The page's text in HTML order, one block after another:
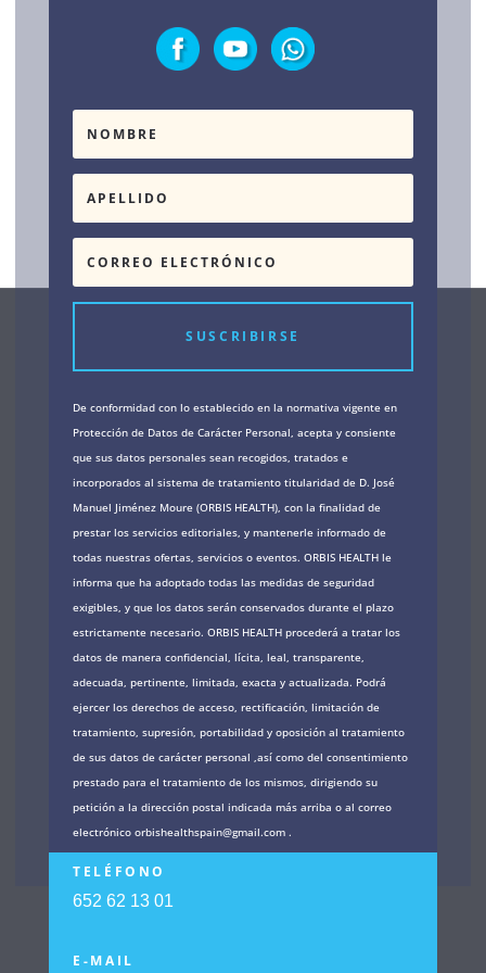
SUSCRIBIRSE
De conformidad con lo establecido en la normativa vigente en
Protección de Datos de Carácter Personal, acepta y consiente
que sus datos personales sean recogidos, tratados e
incorporados al sistema de tratamiento titularidad de D. José
Manuel Jiménez Moure (ORBIS HEALTH), con la finalidad de
prestar los servicios editoriales, y mantenerle informado de
todas nuestras ofertas, servicios o eventos. ORBIS HEALTH le
informa que ha adoptado todas las medidas de seguridad
exigibles, y que los datos serán conservados durante el plazo
estrictamente necesario. ORBIS HEALTH procederá a tratar los
datos de manera confidencial, lícita, leal, transparente,
adecuada, pertinente, limitada, exacta y actualizada. Podrá
ejercer los derechos de acceso, rectificación, limitación de
tratamiento, supresión, portabilidad y oposición al tratamiento
de sus datos de carácter personal ,así como del consentimiento
prestado para el tratamiento de los mismos, dirigiendo su
petición a la dirección postal indicada más arriba o al correo
electrónico orbishealthspain@gmail.com .
TELÉFONO
652 62 13 01
E-MAIL